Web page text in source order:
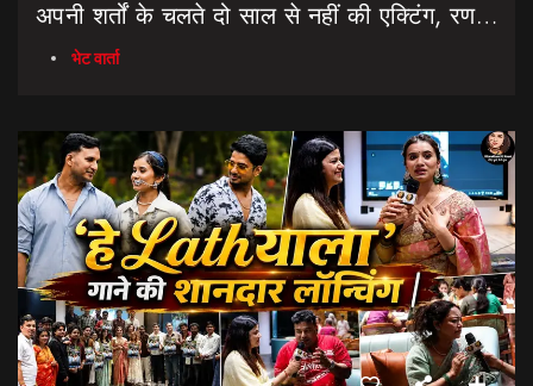
अपनी शर्तों के चलते दो साल से नहीं की एक्टिंग, रणवीर चौहान || Uttarakhand Cinema Untold Secrets
भेट वार्ता